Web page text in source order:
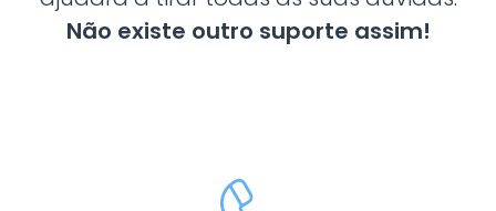
Não existe outro suporte assim!